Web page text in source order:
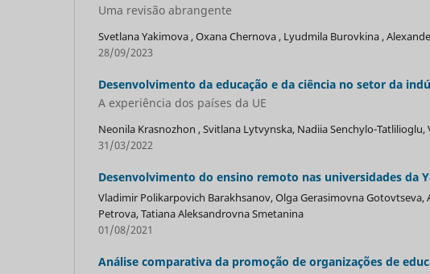
Uma revisão abrangente
Svetlana Yakimova , Oxana Chernova , Lyudmila Burovkina ,
28/09/2023
Desenvolvimento da educação e da ciência no setor da
A experiência dos países da UE
Neonila Krasnozhon , Svitlana Lytvynska, Nadiia Senchylo-Tatlilioglu,
31/03/2022
Desenvolvimento do ensino remoto nas universidades da
Vladimir Polikarpovich Barakhsanov, Olga Gerasimovna
Petrova, Tatiana Aleksandrovna Smetanina
01/08/2021
Análise comparativa da promoção de organizações de